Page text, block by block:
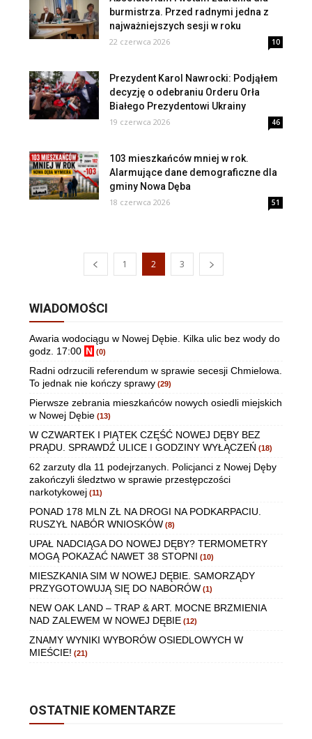
burmistrza. Przed radnymi jedna z
najważniejszych sesji w roku
22 czerwca 2026 10
Prezydent Karol Nawrocki: Podjąłem
decyzję o odebraniu Orderu Orła
Białego Prezydentowi Ukrainy
19 czerwca 2026 46
103 mieszkańców mniej w rok.
Alarmujące dane demograficzne dla
gminy Nowa Dęba
18 czerwca 2026 51
1 2 3
WIADOMOŚCI
Awaria wodociągu w Nowej Dębie. Kilka ulic bez wody do
godz. 17:00 N (0)
Radni odrzucili referendum w sprawie secesji Chmielowa.
To jednak nie kończy sprawy (29)
Pierwsze zebrania mieszkańców nowych osiedli miejskich
w Nowej Dębie (13)
W CZWARTEK I PIĄTEK CZĘŚĆ NOWEJ DĘBY BEZ
PRĄDU. SPRAWDŹ ULICE I GODZINY WYŁĄCZEŃ (18)
62 zarzuty dla 11 podejrzanych. Policjanci z Nowej Dęby
zakończyli śledztwo w sprawie przestępczości
narkotykowej (11)
PONAD 178 MLN ZŁ NA DROGI NA PODKARPACIU.
RUSZYŁ NABÓR WNIOSKÓW (8)
UPAŁ NADCIĄGA DO NOWEJ DĘBY? TERMOMETRY
MOGĄ POKAZAĆ NAWET 38 STOPNI (10)
MIESZKANIA SIM W NOWEJ DĘBIE. SAMORZĄDY
PRZYGOTOWUJĄ SIĘ DO NABORÓW (1)
NEW OAK LAND – TRAP & ART. MOCNE BRZMIENIA
NAD ZALEWEM W NOWEJ DĘBIE (12)
ZNAMY WYNIKI WYBORÓW OSIEDLOWYCH W
MIEŚCIE! (21)
OSTATNIE KOMENTARZE